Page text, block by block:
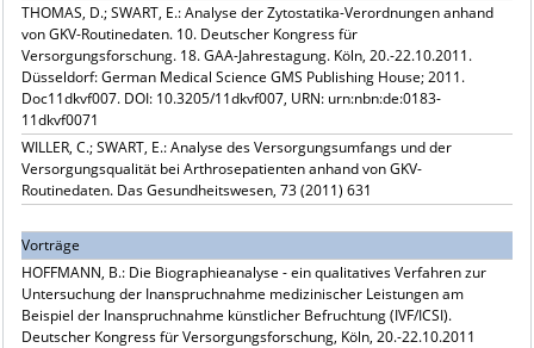
THOMAS, D.; SWART, E.: Analyse der Zytostatika-Verordnungen anhand
von GKV-Routinedaten. 10. Deutscher Kongress für
Versorgungsforschung. 18. GAA-Jahrestagung. Köln, 20.-22.10.2011.
Düsseldorf: German Medical Science GMS Publishing House; 2011.
Doc11dkvf007. DOI: 10.3205/11dkvf007, URN: urn:nbn:de:0183-
11dkvf0071
WILLER, C.; SWART, E.: Analyse des Versorgungsumfangs und der
Versorgungsqualität bei Arthrosepatienten anhand von GKV-
Routinedaten. Das Gesundheitswesen, 73 (2011) 631
Vorträge
HOFFMANN, B.: Die Biographieanalyse - ein qualitatives Verfahren zur
Untersuchung der Inanspruchnahme medizinischer Leistungen am
Beispiel der Inanspruchnahme künstlicher Befruchtung (IVF/ICSI).
Deutscher Kongress für Versorgungsforschung, Köln, 20.-22.10.2011